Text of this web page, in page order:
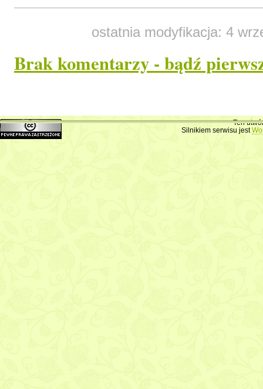
ostatnia modyfikacja: 4
Brak komentarzy - bądź
Dodaj swój komentarz
Imię lub pseudonim
Ten
Silnikiem serwisu jest